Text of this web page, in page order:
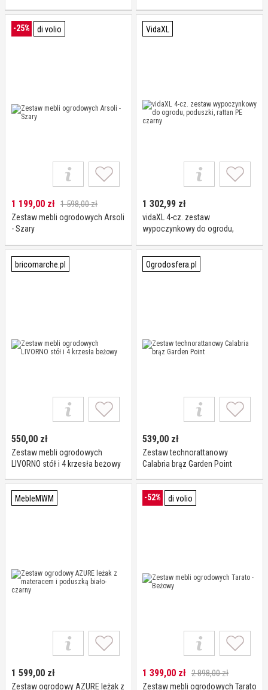
-25% di volio
1 199,00 zł 1 598,00 zł
Zestaw mebli ogrodowych Arsoli
- Szary
VidaXL
1 302,99 zł
vidaXL 4-cz. zestaw
wypoczynkowy do ogrodu,
bricomarche.pl
550,00 zł
Zestaw mebli ogrodowych
LIVORNO stół i 4 krzesła beżowy
Ogrodosfera.pl
539,00 zł
Zestaw technorattanowy
Calabria brąz Garden Point
MebleMWM
1 599,00 zł
Zestaw ogrodowy AZURE leżak z
-52% di volio
1 399,00 zł 2 898,00 zł
Zestaw mebli ogrodowych Tarato